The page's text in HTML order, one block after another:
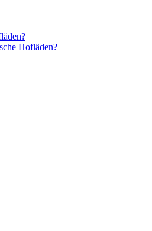
Hofläden?